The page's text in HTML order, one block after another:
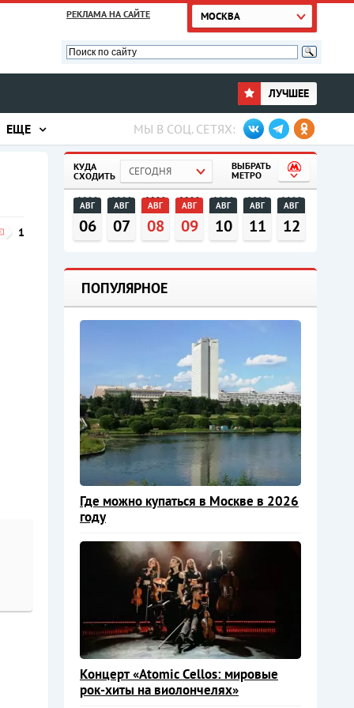
РЕКЛАМА НА САЙТЕ МОСКВА
ЛУЧШЕЕ
ЕЩЕ МЫ В СОЦ. СЕТЯХ:
1
КУДА
СХОДИТЬ
СЕГОДНЯ
ВЫБРАТЬ
МЕТРО
АВГ
06
АВГ
07
АВГ
08
АВГ
09
АВГ
10
АВГ
11
АВГ
12
ПОПУЛЯРНОЕ
Где можно купаться в Москве в 2026
году
Концерт «Atomic Cellos: мировые
рок-хиты на виолончелях»